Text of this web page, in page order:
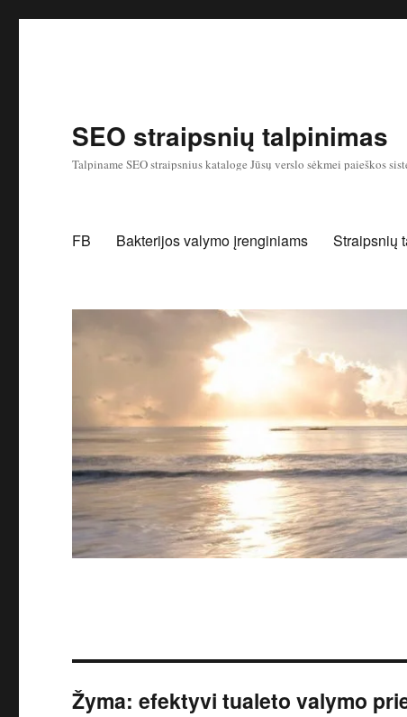
SEO straipsnių talpinimas
Talpiname SEO straipsnius kataloge Jūsų verslo sėkmei paieškos
FB Bakterijos valymo įrenginiams Straipsnių
Žyma:efektyvi tualeto valymo